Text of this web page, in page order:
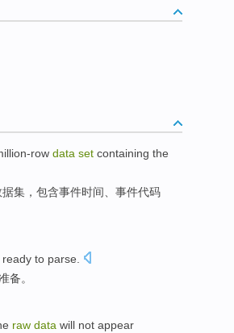
row data set containing the
据集 ， 包含事件时间 、事件代码
ready to parse
备。
raw data will not appear